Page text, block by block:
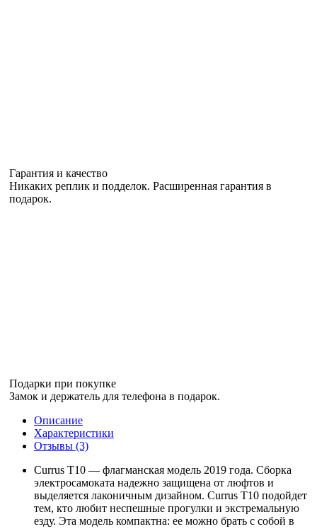
Гарантия и качество
Никаких реплик и подделок. Расширенная гарантия в
подарок.
Подарки при покупке
Замок и держатель для телефона в подарок.
Описание
Характеристики
Отзывы (3)
Currus T10 — флагманская модель 2019 года. Сборка
электросамоката надежно защищена от люфтов и
выделяется лаконичным дизайном. Currus T10 подойдет
тем, кто любит неспешные прогулки и экстремальную
езду. Эта модель компактна: ее можно брать с собой в